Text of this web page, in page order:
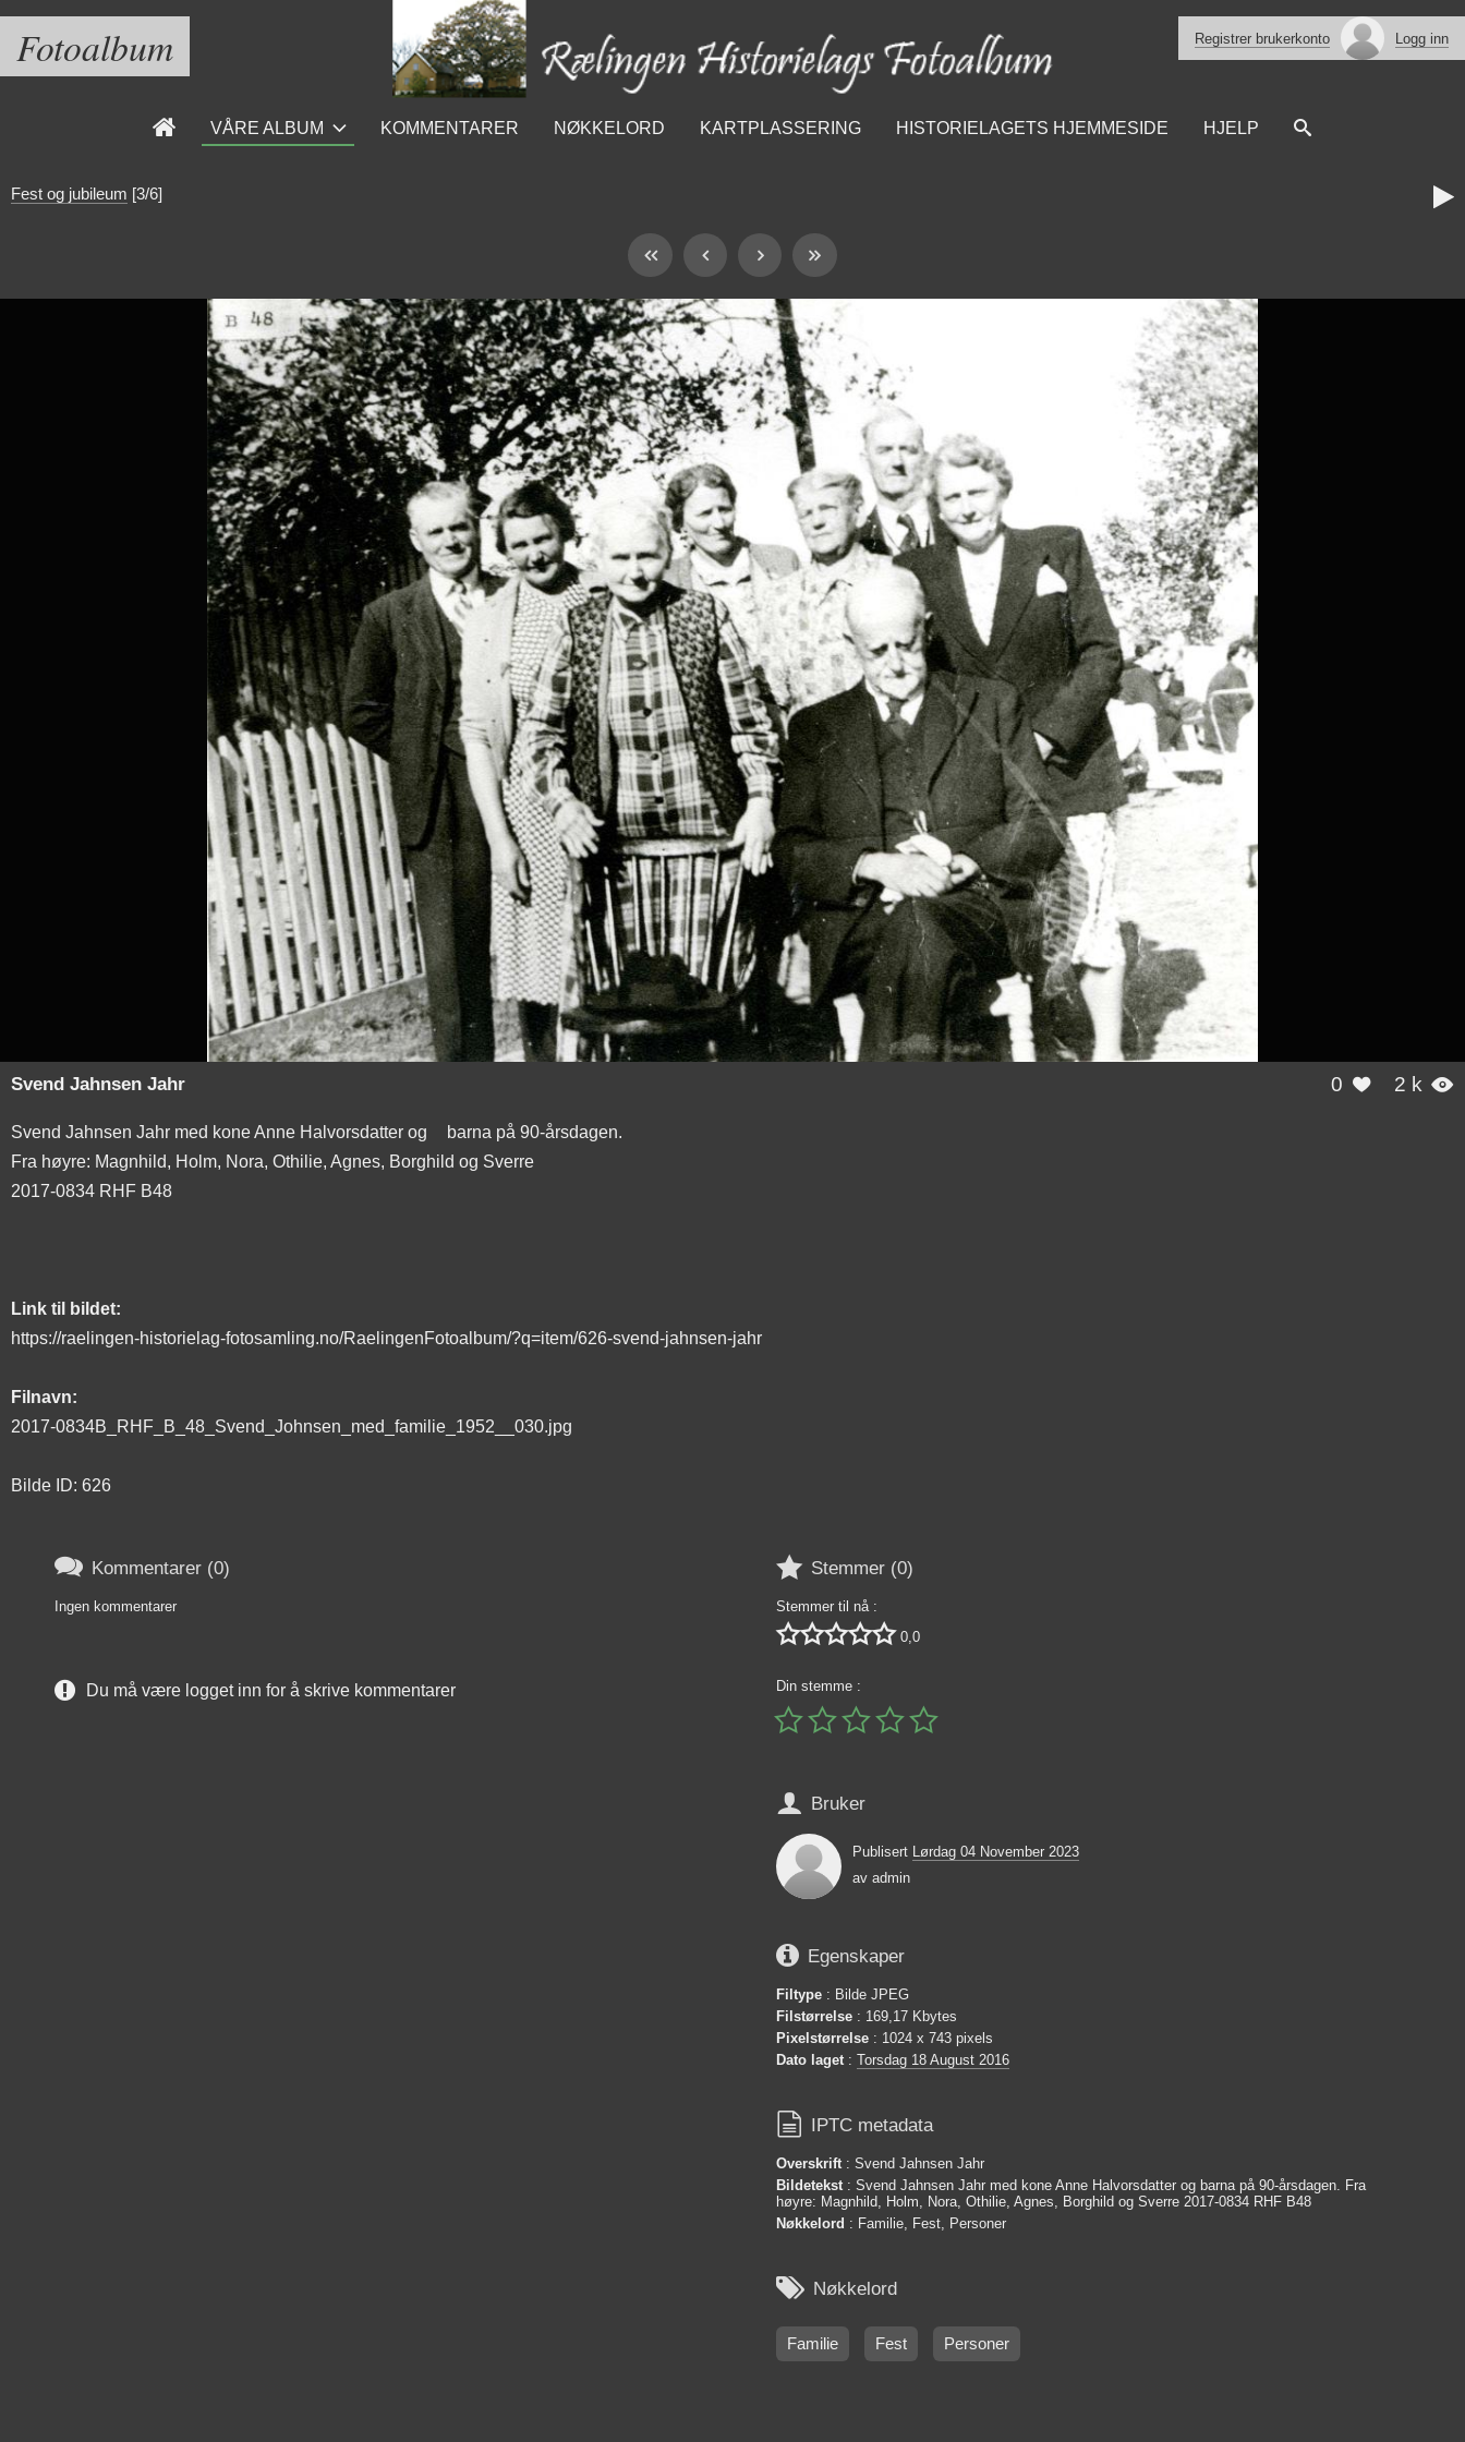
Fotoalbum Registrer brukerkonto Logg inn
VÅRE ALBUM KOMMENTARER NØKKELORD KARTPLASSERING HISTORIELAGETS HJEMMESIDE HJELP
Fest og jubileum [3/6] 
0  2 k 
Svend Jahnsen Jahr
Svend Jahnsen Jahr med kone Anne Halvorsdatter og
barna på 90-årsdagen.
Fra høyre: Magnhild, Holm, Nora, Othilie, Agnes, Borghild og Sverre
2017-0834 RHF B48
Link til bildet:
https://raelingen-historielag-fotosamling.no/RaelingenFotoalbum/?q=item/626-svend-jahnsen-jahr
Filnavn:
2017-0834B_RHF_B_48_Svend_Johnsen_med_familie_1952__030.jpg
Bilde ID: 626
 Stemmer (0)
Stemmer til nå :
 0,0
Din stemme :

 Bruker
Publisert Lørdag 04 November 2023
av admin
 Egenskaper
Filtype : Bilde JPEG
Filstørrelse : 169,17 Kbytes
Pixelstørrelse : 1024 x 743 pixels
Dato laget : Torsdag 18 August 2016
 IPTC metadata
Overskrift : Svend Jahnsen Jahr
Bildetekst : Svend Jahnsen Jahr med kone Anne Halvorsdatter og barna på 90-årsdagen. Fra
høyre: Magnhild, Holm, Nora, Othilie, Agnes, Borghild og Sverre 2017-0834 RHF B48
Nøkkelord : Familie, Fest, Personer
 Nøkkelord
Familie Fest Personer
 Kommentarer (0)
Ingen kommentarer
Du må være logget inn for å skrive kommentarer